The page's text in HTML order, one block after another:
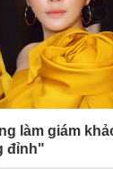
làm giám
đỉnh"